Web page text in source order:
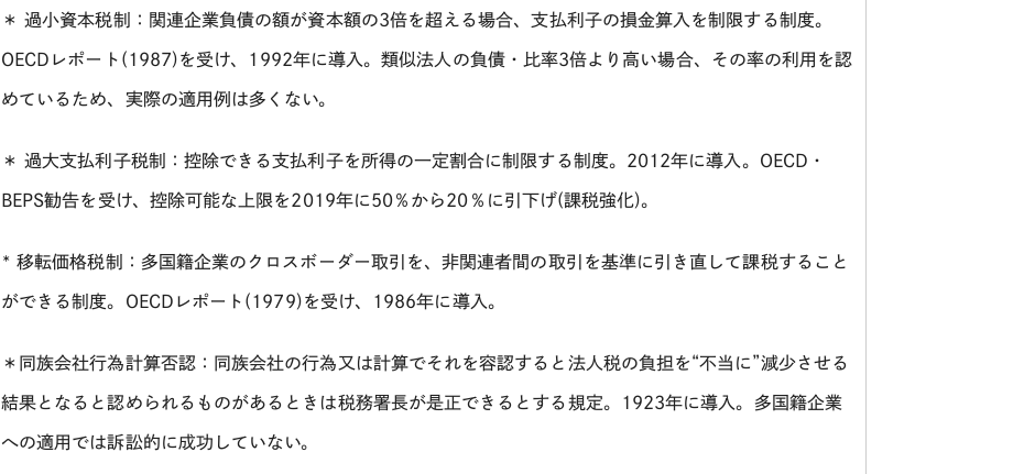
＊ 過小資本税制：関連企業負債の額が資本額の3倍を超える場合、支払利子の損金算入を制限する制度。
OECD レポート (1987)を受け、 1992年に導入。類似法人の負債・比率3倍より高い場合、その率の利用を認
めているため、実際の適用例は多くない。
＊ 過大支払利子税制：控除できる支払利子を所得の一定割合に制限する制度。 2012年に導入。 OECD ・
BEPS勧告を受け、控除可能な上限を2019年に50％から20 ％に引下げ(課税強化)。
* 移転価格税制：多国籍企業のクロスボーダー取引を、非関連者間の取引を基準に引き直して課税すること
ができる制度。 OECD レポート (1979)を受け、 1986年に導入。
＊同族会社行為計算否認：同族会社の行為又は計算でそれを容認すると法人税の負担を“不当に”減少させる
結果となると認められるものがあるときは税務署長が是正できるとする規定。 1923年に導入。多国籍企業
への適用では訴訟的に成功していない。